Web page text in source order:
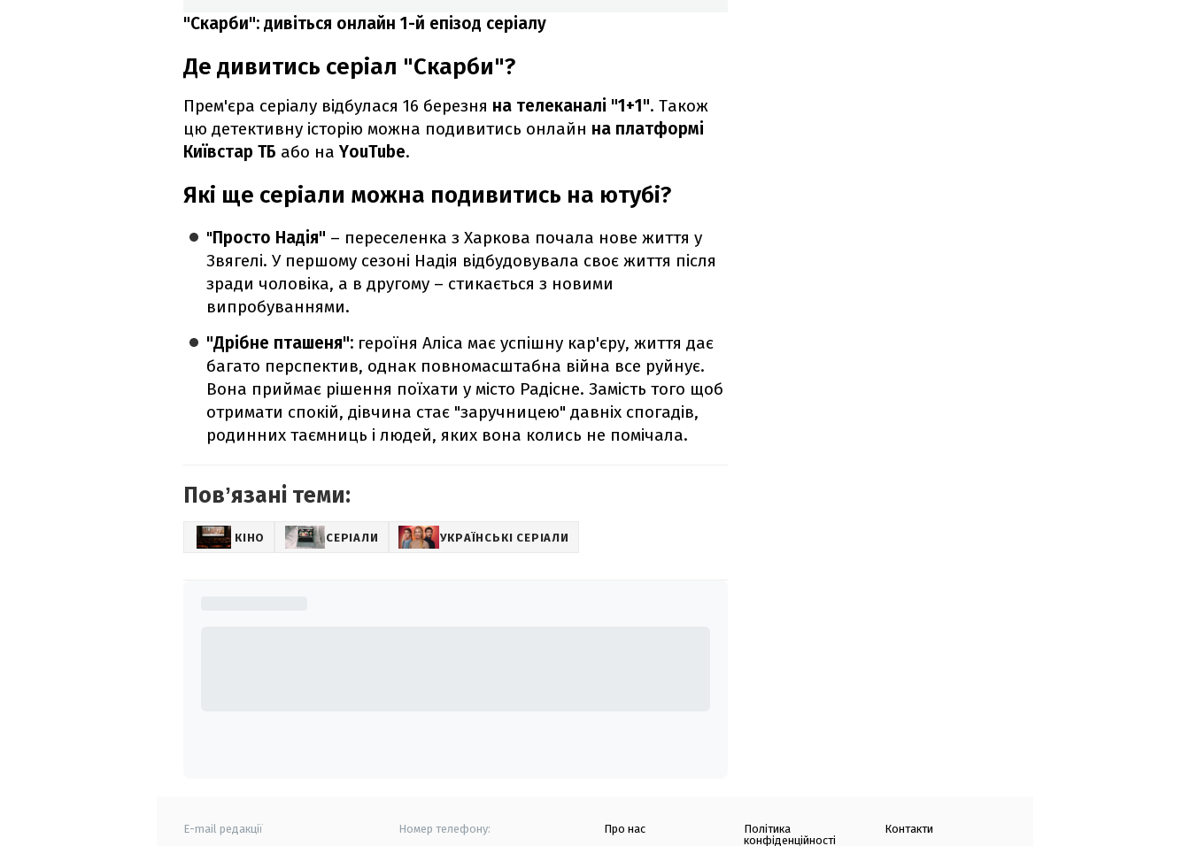
"Скарби": дивіться онлайн 1-й епізод серіалу
Де дивитись серіал "Скарби"?
Прем'єра серіалу відбулася 16 березня на телеканалі "1+1". Також
цю детективну історію можна подивитись онлайн на платформі
Київстар ТБ або на YouTube.
Які ще серіали можна подивитись на ютубі?
"Просто Надія" – переселенка з Харкова почала нове життя у
Звягелі. У першому сезоні Надія відбудовувала своє життя після
зради чоловіка, а в другому – стикається з новими
випробуваннями.
"Дрібне пташеня": героїня Аліса має успішну кар'єру, життя дає
багато перспектив, однак повномасштабна війна все руйнує.
Вона приймає рішення поїхати у місто Радісне. Замість того щоб
отримати спокій, дівчина стає "заручницею" давніх спогадів,
родинних таємниць і людей, яких вона колись не помічала.
Повʼязані теми:
КІНО СЕРІАЛИ УКРАЇНСЬКІ СЕРІАЛИ
E-mail редакції Номер телефону: Про нас
Політика
конфіденційності
Контакти